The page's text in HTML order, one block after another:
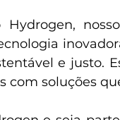
e justo.
com soluções